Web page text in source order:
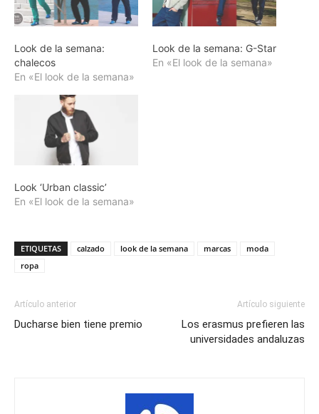
Look de la semana:
chalecos
En «El look de la semana»
Look de la semana: G-Star
En «El look de la semana»
Look ‘Urban classic’
En «El look de la semana»
ETIQUETAS calzado look de la semana marcas
moda
ropa
Artículo anterior
Ducharse bien tiene premio
Artículo siguiente
Los erasmus prefieren las
universidades andaluzas